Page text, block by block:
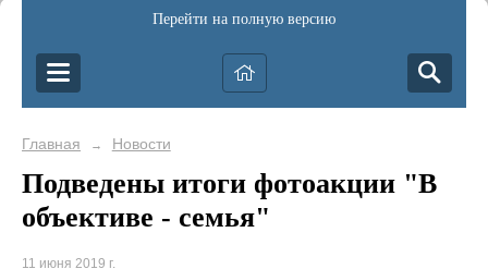
Перейти на полную версию
Главная → Новости
Подведены итоги фотоакции "В
объективе - семья"
11 июня 2019 г.